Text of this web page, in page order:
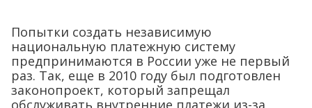
Попытки создать независимую
национальную платежную систему
предпринимаются в России уже не первый
раз. Так, еще в 2010 году был подготовлен
законопроект, который запрещал
обслуживать внутренние платежи из-за